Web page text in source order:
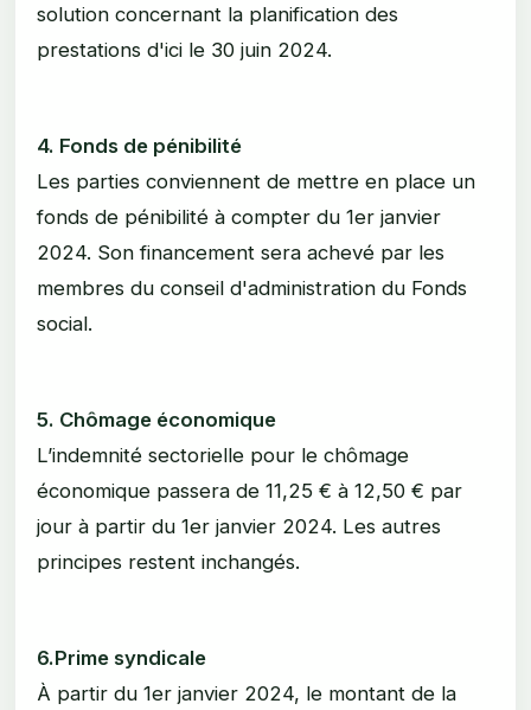
solution concernant la planification des
prestations d'ici le 30 juin 2024.
4. Fonds de pénibilité
Les parties conviennent de mettre en place un
fonds de pénibilité à compter du 1er janvier
2024. Son financement sera achevé par les
membres du conseil d'administration du Fonds
social.
5. Chômage économique
L’indemnité sectorielle pour le chômage
économique passera de 11,25 € à 12,50 € par
jour à partir du 1er janvier 2024. Les autres
principes restent inchangés.
6.Prime syndicale
À partir du 1er janvier 2024, le montant de la